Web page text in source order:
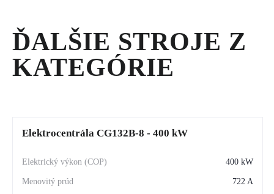
ĎALŠIE STROJE Z
KATEGÓRIE
Elektrocentrála CG132B-8 - 400 kW
400 kW
722 A